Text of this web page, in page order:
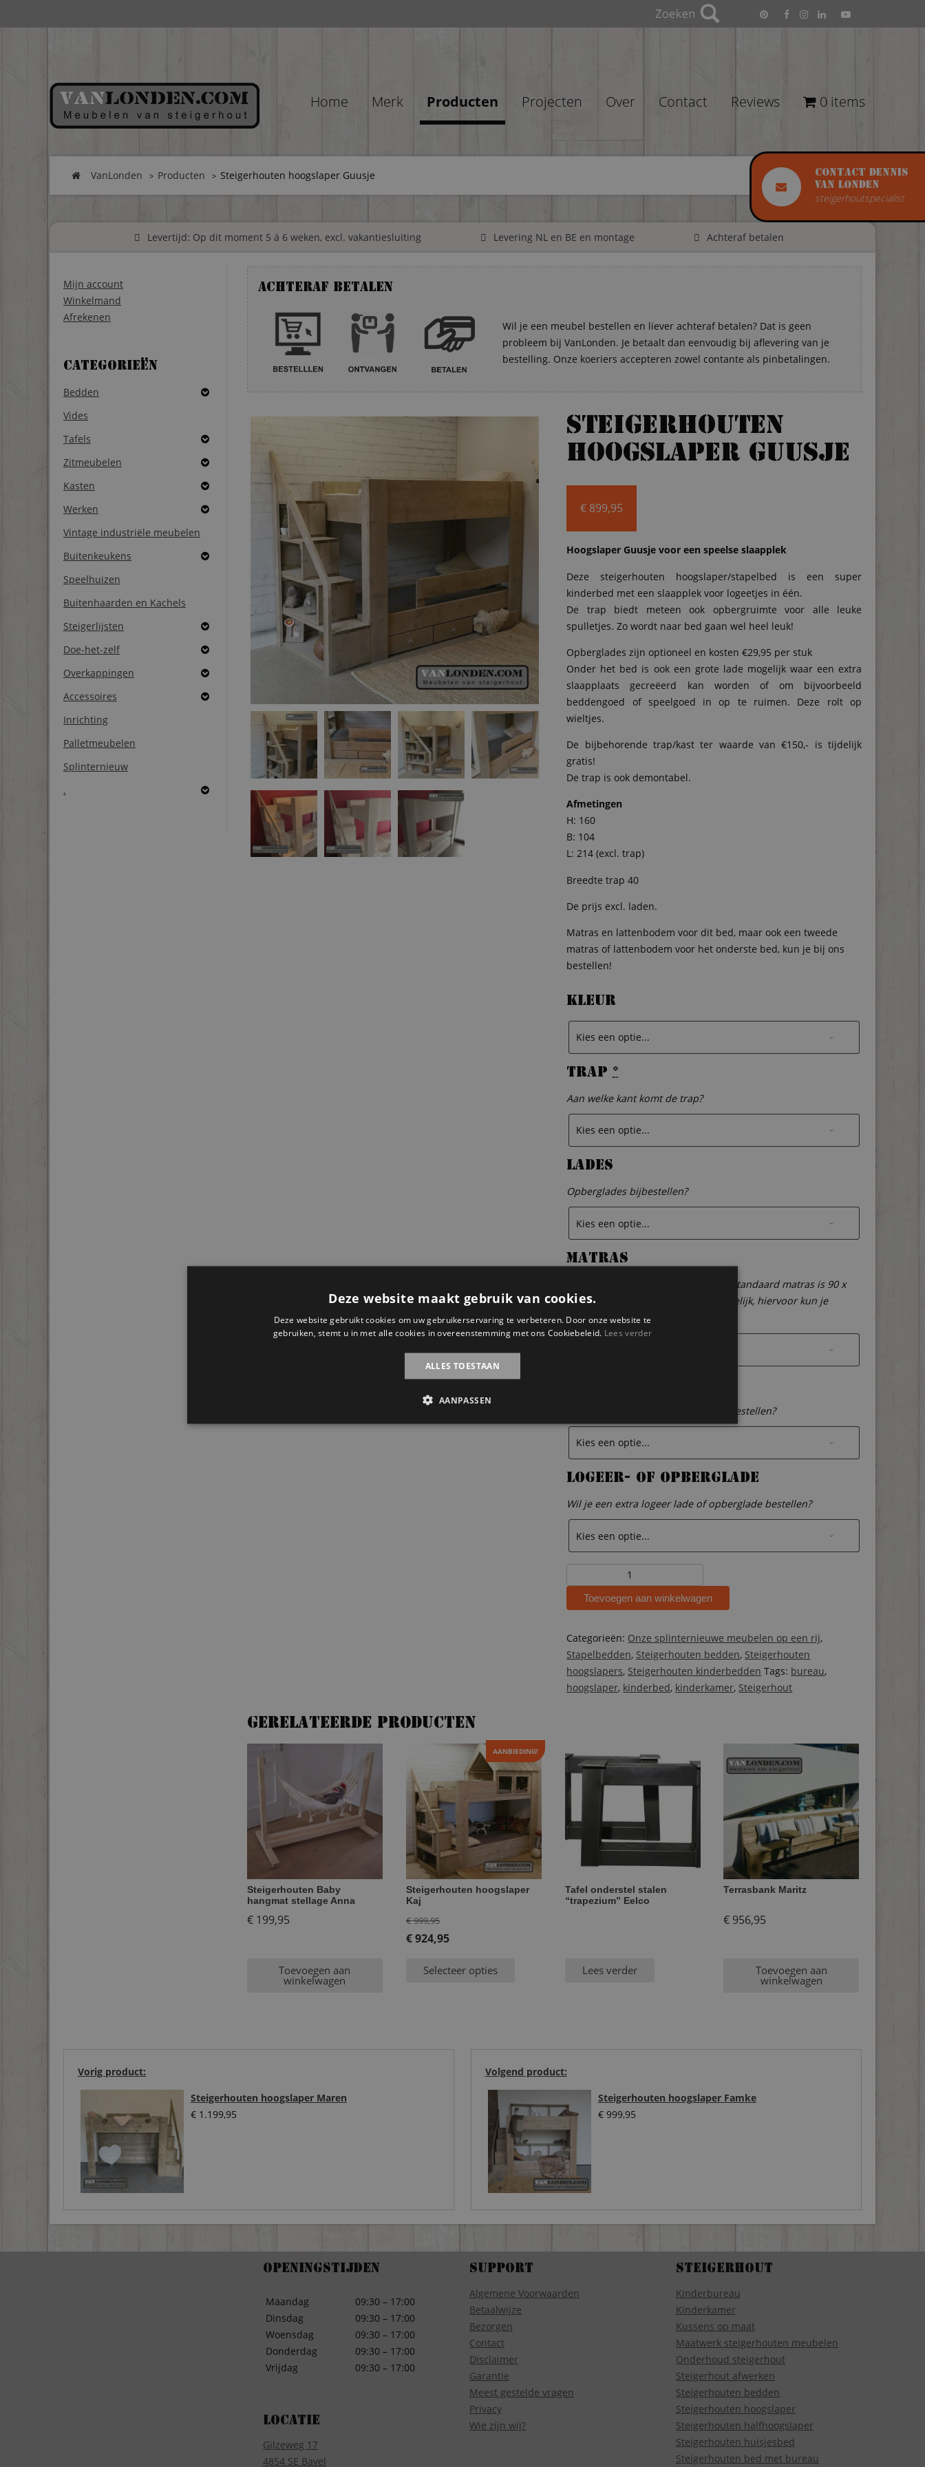
Contact Dennis
van Londen
steigerhoutspecialist
Home Merk Producten Projecten Over Contact Reviews 0 items
VanLonden Producten Steigerhouten hoogslaper Guusje
Levertijd: Op dit moment 5 á 6 weken, excl. vakantiesluiting Levering NL en BE en montage Achteraf betalen
Mijn account
Winkelmand
Afrekenen
Categorieën
Bedden
Vides
Tafels
Zitmeubelen
Kasten
Werken
Vintage industriële meubelen
Buitenkeukens
Speelhuizen
Buitenhaarden en Kachels
Steigerlijsten
Doe-het-zelf
Overkappingen
Accessoires
Inrichting
Palletmeubelen
Splinternieuw
.
Achteraf betalen
Wil je een meubel bestellen en liever achteraf betalen? Dat is geen
probleem bij VanLonden. Je betaalt dan eenvoudig bij aflevering van je
bestelling. Onze koeriers accepteren zowel contante als pinbetalingen.
Steigerhouten
hoogslaper Guusje
€ 899,95
Hoogslaper Guusje voor een speelse slaapplek
Deze steigerhouten hoogslaper/stapelbed is een super
kinderbed met een slaapplek voor logeetjes in één.
De trap biedt meteen ook opbergruimte voor alle leuke
spulletjes. Zo wordt naar bed gaan wel heel leuk!
Opberglades zijn optioneel en kosten €29,95 per stuk
Onder het bed is ook een grote lade mogelijk waar een extra
slaapplaats gecreëerd kan worden of om bijvoorbeeld
beddengoed of speelgoed in op te ruimen. Deze rolt op
wieltjes.
De bijbehorende trap/kast ter waarde van €150,- is tijdelijk
gratis!
De trap is ook demontabel.
Afmetingen
H: 160
B: 104
L: 214 (excl. trap)
Breedte trap 40
De prijs excl. laden.
Matras en lattenbodem voor dit bed, maar ook een tweede
matras of lattenbodem voor het onderste bed, kun je bij ons
bestellen!
Kleur
Trap *
Aan welke kant komt de trap?
Lades
Opberglades bijbestellen?
Matras
Wil je een (extra) matras bestellen? Standaard matras is 90 x
200 cm. Andere maten zijn ook mogelijk, hiervoor kun je
contact met ons opnemen.
Wil je ook de lattenbodem(s) er bij bestellen?
logeer- of opberglade
Wil je een extra logeer lade of opberglade bestellen?
Steigerhouten
hoogslaper
Guusje
Toevoegen aan winkelwagen
Categorieën: Onze splinternieuwe meubelen op een rij,
Stapelbedden, Steigerhouten bedden, Steigerhouten
hoogslapers, Steigerhouten kinderbedden Tags: bureau,
hoogslaper, kinderbed, kinderkamer, Steigerhout
Gerelateerde producten
Steigerhouten Baby
hangmat stellage Anna
€199,95
Toevoegen aan
winkelwagen
AANBIEDING!
Steigerhouten hoogslaper
Kaj
€999,95Oorspronkelijke
prijs
€ 999,95.
€924,95
prijsSelecteer opties
Tafel onderstel stalen
“trapezium” Eelco
Lees verder
Terrasbank Maritz
€ 956,95
Toevoegen aan
winkelwagen
Volgend product:
Steigerhouten hoogslaper Famke
€999,95
Vorig product:
Steigerhouten hoogslaper Maren
€ 1.199,95
Openingstijden
Maandag
Dinsdag
Woensdag
Donderdag
Vrijdag
09:30 – 17:00
09:30 – 17:00
09:30 – 17:00
09:30 – 17:00
09:30 – 17:00
Locatie
Gilzeweg 17
4854 SE Bavel
Support
Algemene Voorwaarden
Betaalwijze
Bezorgen
Contact
Disclaimer
Garantie
Meest gestelde vragen
Privacy
Wie zijn wij?
Steigerhout
Kinderbureau
Kinderkamer
Kussens op maat
Maatwerk steigerhouten meubelen
Onderhoud steigerhout
Steigerhout afwerken
Steigerhouten bedden
Steigerhouten hoogslaper
Steigerhouten halfhoogslaper
Steigerhouten huisjesbed
Steigerhouten bed met bureau
Deze website maakt gebruik van cookies.
Deze website gebruikt cookies om uw gebruikerservaring te verbeteren. Door onze website te
gebruiken, stemt u in met alle cookies in overeenstemming met ons Cookiebeleid. Lees verder
ALLES TOESTAAN
AANPASSEN